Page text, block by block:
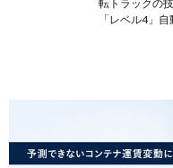
転トラックの
「レベル4」